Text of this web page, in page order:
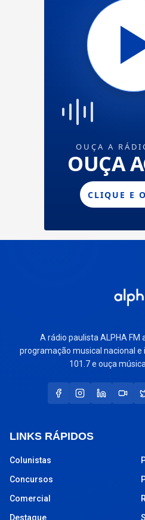
A rádio paulista ALPHA FM
programação musical nacional
101.7 e ouça
LINKS RÁPIDOS
Colunistas
Concursos
Comercial
Destaque